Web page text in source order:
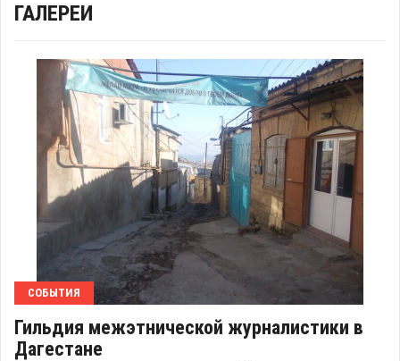
ГАЛЕРЕИ
СОБЫТИЯ
Гильдия межэтнической журналистики в
Дагестане